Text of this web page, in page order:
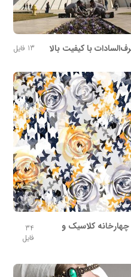
با کیفیت بالا 13 فایل
کلاسیک و
34
فایل